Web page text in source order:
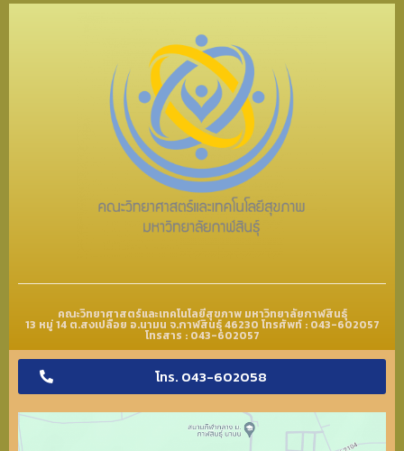
คณะวิทยาศาสตร์และเทคโนโลยีสุขภาพ มหาวิทยาลัยกาฬสินธุ์
13 หมู่ 14 ต.สงเปลือย อ.นามน จ.กาฬสินธุ์ 46230 โทรศัพท์ : 043-602057
โทรสาร : 043-602057
โทร. 043-602058